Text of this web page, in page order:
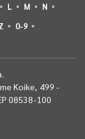
L M
N
0-9
Koike, 499 -
08538-100